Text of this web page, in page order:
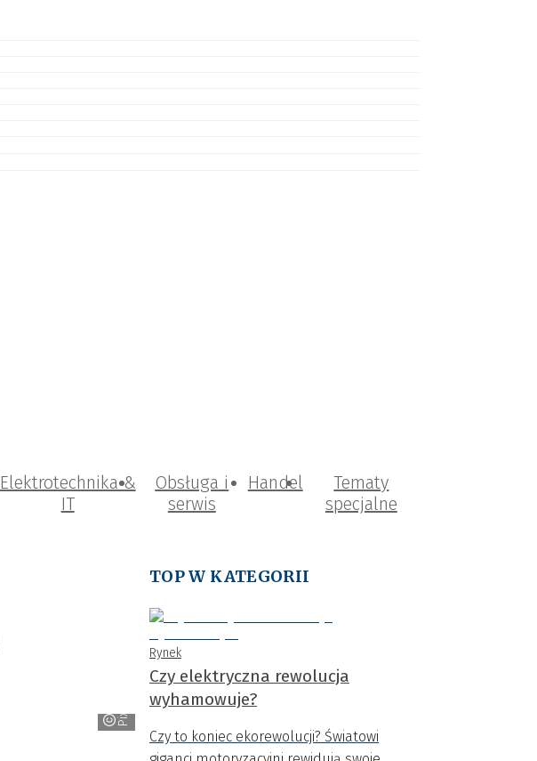
Elektrotechnika &
IT
Obsługa i
serwis
Handel
Tematy
specjalne
TOP W KATEGORII
Rynek
Czy elektryczna rewolucja
wyhamowuje?
Czy to koniec ekorewolucji? Światowi